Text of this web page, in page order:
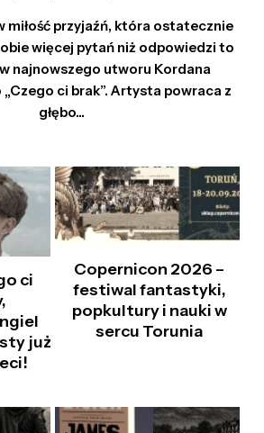
miłość przyjaźń, która ostatecznie
więcej pytań niż odpowiedzi to
najnowszego utworu Kordana
ci brak”. Artysta powraca z
głębo...
ci
już
Copernicon 2026 –
festiwal fantastyki,
popkultury i nauki w
sercu Torunia